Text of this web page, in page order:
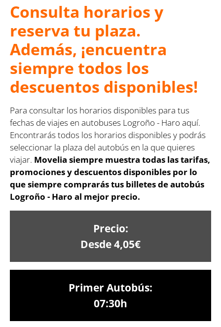
Consulta horarios y
reserva tu plaza.
Además, ¡encuentra
siempre todos los
descuentos disponibles!
Para consultar los horarios disponibles para tus
fechas de viajes en autobuses Logroño - Haro aquí.
Encontrarás todos los horarios disponibles y podrás
seleccionar la plaza del autobús en la que quieres
viajar. Movelia siempre muestra todas las tarifas,
promociones y descuentos disponibles por lo
que siempre comprarás tus billetes de autobús
Logroño - Haro al mejor precio.
Precio:
Desde 4,05€
Primer Autobús:
07:30h